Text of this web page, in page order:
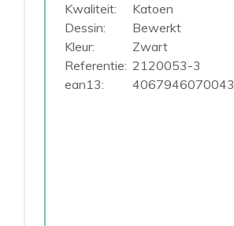
Kwaliteit:
Katoen
Dessin:
Bewerkt
Kleur:
Zwart
Referentie: 2120053-3
ean13:
4067946070043